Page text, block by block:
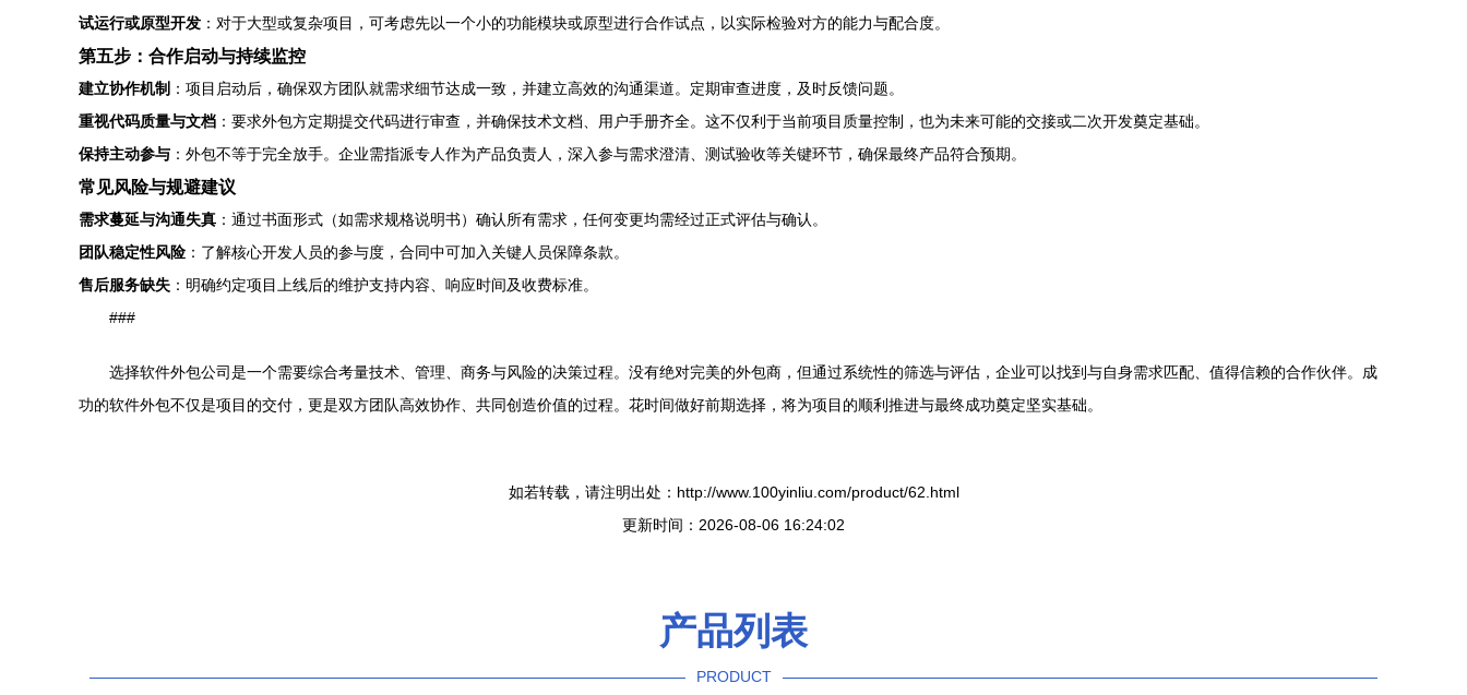
试运行或原型开发 ：对于大型或复杂项目，可考虑先以一个小的功能模块或原型进行合作试点，以实际检验对方的能力与配合度。
第五步：合作启动与持续监控
建立协作机制 ：项目启动后，确保双方团队就需求细节达成一致，并建立高效的沟通渠道。定期审查进度，及时反馈问题。
重视代码质量与文档 ：要求外包方定期提交代码进行审查，并确保技术文档、用户手册齐全。这不仅利于当前项目质量控制，也为未来可能的交接或二次开发奠定基础。
保持主动参与 ：外包不等于完全放手。企业需指派专人作为产品负责人，深入参与需求澄清、测试验收等关键环节，确保最终产品符合预期。
常见风险与规避建议
需求蔓延与沟通失真 ：通过书面形式（如需求规格说明书）确认所有需求，任何变更均需经过正式评估与确认。
团队稳定性风险 ：了解核心开发人员的参与度，合同中可加入关键人员保障条款。
售后服务缺失 ：明确约定项目上线后的维护支持内容、响应时间及收费标准。
###
选择软件外包公司是一个需要综合考量技术、管理、商务与风险的决策过程。没有绝对完美的外包商，但通过系统性的筛选与评估，企业可以找到与自身需求匹配、值得信赖的合作伙伴。成
功的软件外包不仅是项目的交付，更是双方团队高效协作、共同创造价值的过程。花时间做好前期选择，将为项目的顺利推进与最终成功奠定坚实基础。
如若转载，请注明出处：http://www.100yinliu.com/product/62.html
更新时间：2026-08-06 16:24:02
产品列表
PRODUCT